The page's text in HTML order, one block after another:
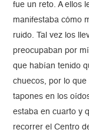
fue un reto. A ellos
manifestaba cómo
ruido. Tal vez los
preocupaban por
que habían tenido
chuecos, por lo
tapones en los
estaba en cuarto y
recorrer el Centro